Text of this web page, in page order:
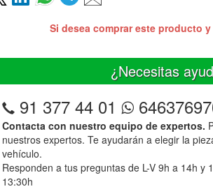
Si desea comprar este producto
¿Necesitas
91 377 44 01
Contacta con nuestro equipo de expertos.
nuestros expertos. Te ayudarán a elegir la
vehículo.
Responden a tus preguntas de L-V 9h a 14h y
13:30h